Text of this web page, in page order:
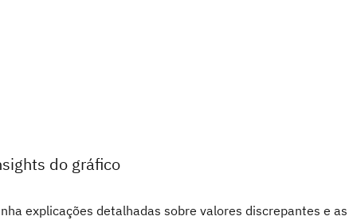
do gráfico
explicações detalhadas sobre valores discrepantes e as